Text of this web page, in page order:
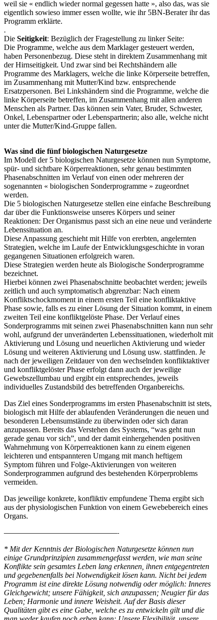
weil sie « endlich wieder normal gegessen hatte », also das, was sie
eigentlich sowieso immer essen wollte, wie ihr 5BN-Berater ihr das
Programm erklärte.
.
Die Seitigkeit: Bezüglich der Fragestellung zu linker Seite:
Die Programme, welche aus dem Marklager gesteuert werden,
haben Personenbezug. Diese steht in direktem Zusammenhang mit
der Hirnseitigkeit. Und zwar sind bei Rechtshändern alle
Programme des Marklagers, welche die linke Körperseite betreffen,
im Zusammenhang mit Mutter/Kind bzw. entsprechende
Ersatzpersonen. Bei Linkshändern sind die Programme, welche die
linke Körperseite betreffen, im Zusammenhang mit allen anderen
Menschen als Partner. Das können sein Vater, Bruder, Schwester,
Onkel, Lebenspartner oder Lebenspartnerin; also alle, welche nicht
unter die Mutter/Kind-Gruppe fallen.
Was sind die fünf biologischen Naturgesetze
Im Modell der 5 biologischen Naturgesetze können nun Symptome,
spür- und sichtbare Körperreaktionen, sehr genau bestimmten
Phasenabschnitten im Verlauf von einen oder mehreren der
sogenannten « biologischen Sonderprogramme » zugeordnet
werden.
Die 5 biologischen Naturgesetze stellen eine einfache Beschreibung
dar über die Funktionsweise unseres Körpers und seiner
Reaktionen: Der Organismus passt sich an eine neue und veränderte
Lebenssituation an.
Diese Anpassung geschieht mit Hilfe von ererbten, angelernten
Strategien, welche im Laufe der Entwicklungsgeschichte in voran
gegangenen Situationen erfolgreich waren.
Diese Strategien werden heute als Biologische Sonderprogramme
bezeichnet.
Hierbei können zwei Phasenabschnitte beobachtet werden; jeweils
zeitlich und auch symptomatisch abgrenzbar: Nach einem
Konfliktschockmoment in einem ersten Teil eine konfliktaktive
Phase sowie, falls es zu einer Lösung der Situation kommt, in einem
zweiten Teil eine konfliktgelöste Phase. Der Verlauf eines
Sonderprogramms mit seinen zwei Phasenabschnitten kann nun sehr
wohl, aufgrund der unveränderten Lebenssituationen, wiederholt mit
Aktivierung und Lösung und neuerlichen Aktivierung und wieder
Lösung und weiteren Aktivierung und Lösung usw. stattfinden. Je
nach der jeweiligen Zeitdauer von den wechselnden konfliktaktiver
und konfliktgelöster Phase erfolgt dann auch der jeweilige
Gewebszellumbau und ergibt ein entsprechendes, jeweils
individuelles Zustandsbild des betreffenden Organbereichs.
Das Ziel eines Sonderprogramms im ersten Phasenabschnitt ist stets,
biologisch mit Hilfe der ablaufenden Veränderungen die neuen und
besonderen Lebensumstände zu überwinden oder sich daran
anzupassen. Bereits das Verstehen des Systems, “was geht nun
gerade genau vor sich”, und der damit einhergehenden positiven
Wahrnehmung von Körperreaktionen kann zu einem eigenen
leichteren und entspannteren Umgang mit manch heftigem
Symptom führen und Folge-Aktivierungen von weiteren
Sonderprogrammen aufgrund des bestehenden Körperproblems
vermeiden.
Das jeweilige konkrete, konfliktiv empfundene Thema ergibt sich
aus der physiologischen Funktion von einem Gewebebereich eines
Organs.
——————————————————-
* Mit der Kenntnis der Biologischen Naturgesetze können nun
einige Grundprinzipien zusammengefasst werden, wie man seine
Konﬂikte sein gesamtes Leben lang erkennen, ihnen entgegentreten
und gegebenenfalls bei Notwendigkeit lösen kann. Nicht bei jedem
Programm ist eine direkte Lösung notwendig oder möglich: Inneres
Gleichgewicht; unsere Fähigkeit, sich anzupassen; Neugier für das
Leben; Harmonie und innere Weisheit. Auf der Basis dieser
Qualitäten gibt es eine Gabe, welche es zu entwickeln gilt und die